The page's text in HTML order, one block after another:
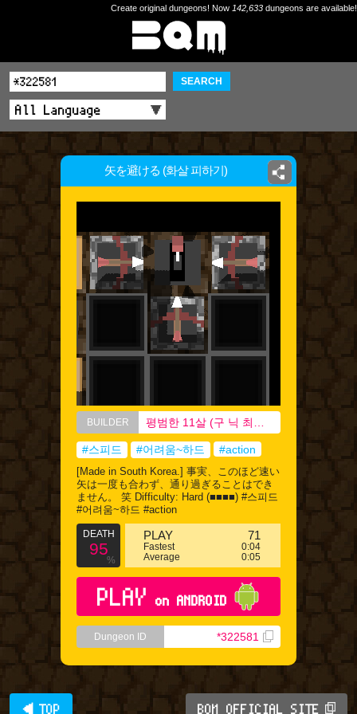
Create original dungeons! Now 142,633 dungeons are available!
SEARCH
矢を避ける (화살 피하기)
BUILDER
#스피드 #어려움~하드 #action
[Made in South Korea.] 事実、このほど速い
矢は一度も合わず、通り過ぎることはでき
ません。 笑 Difficulty: Hard (■■■■) #스피드
#어려움~하드 #action
DEATH
95
%
PLAY 71
Fastest
0:04
Average
0:05
PLAY on ANDROID
Dungeon ID *322581
◀ TOP BQM OFFICIAL SITE